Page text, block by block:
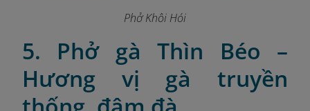
Phở Khôi Hói
5. Phở gà Thìn Béo –
Hương vị gà truyền